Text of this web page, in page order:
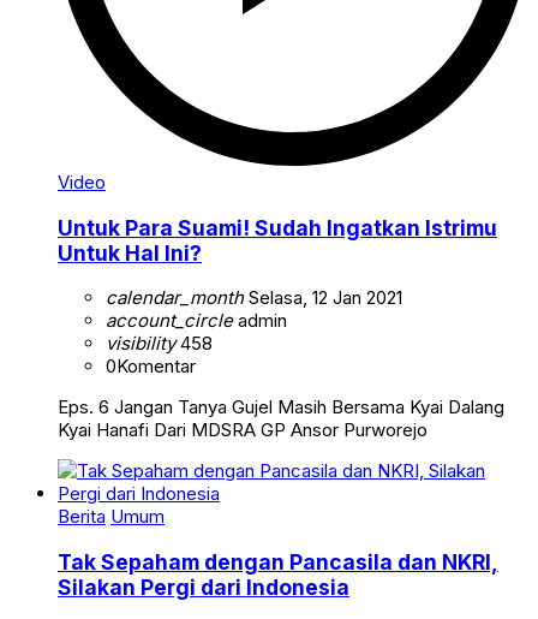
Video
Untuk Para Suami! Sudah Ingatkan Istrimu
Untuk Hal Ini?
calendar_monthSelasa, 12 Jan 2021
account_circleadmin
visibility458
0Komentar
Eps. 6 Jangan Tanya Gujel Masih Bersama Kyai Dalang
Kyai Hanafi Dari MDSRA GP Ansor Purworejo
Berita Umum
Tak Sepaham dengan Pancasila dan NKRI,
Silakan Pergi dari Indonesia